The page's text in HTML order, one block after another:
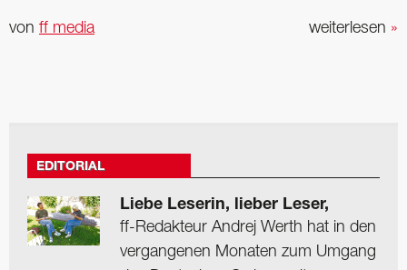
weiterlesen »
von ff media
EDITORIAL
Liebe Leserin, lieber Leser,
ff-Redakteur Andrej Werth hat in den
vergangenen Monaten zum Umgang